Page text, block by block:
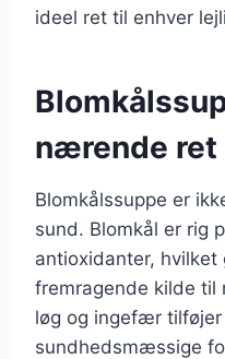
ideel ret til enhver
nærende ret
Blomkålssuppe er
sund. Blomkål er rig
antioxidanter, hvilket
fremragende kilde
løg og ingefær tilføjer
sundhedsmæssige